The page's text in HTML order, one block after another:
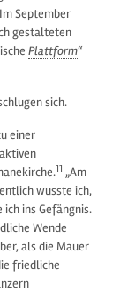
September
gestalteten
Plattform“
sich.
einer
11 „Am
wusste ich,
ins Gefängnis.
Wende
als die Mauer
friedliche